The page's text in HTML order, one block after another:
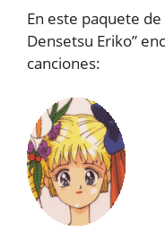
En este paquete
Densetsu Eriko”
canciones: